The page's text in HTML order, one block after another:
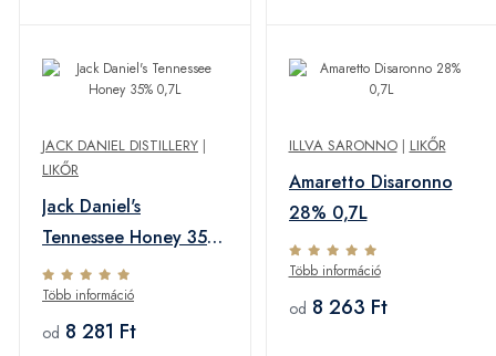
JACK DANIEL DISTILLERY |
LIKŐR
Jack Daniel's
Tennessee Honey 35%
0,7L
Több információ
od 8 281 Ft
ILLVA SARONNO| LIKŐR
Amaretto Disaronno
28% 0,7L
Több információ
od 8 263 Ft